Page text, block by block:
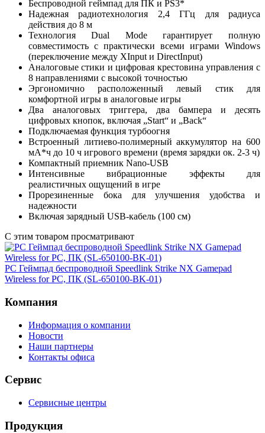
Беспроводной геймпад для ПК и PS3*
Надежная радиотехнология 2,4 ГГц для радиуса
действия до 8 м
Технология Dual Mode гарантирует полную
совместимость с практически всеми играми Windows
(переключение между XInput и DirectInput)
Аналоговые стики и цифровая крестовина управления с
8 направлениями с высокой точностью
Эргономично расположенный левый стик для
комфортной игры в аналоговые игры
Два аналоговых триггера, два бампера и десять
цифровых кнопок, включая „Start“ и „Back“
Подключаемая функция турбоогня
Встроенный литиево-полимерный аккумулятор на 600
мА*ч до 10 ч игрового времени (время зарядки ок. 2-3 ч)
Компактный приемник Nano-USB
Интенсивные вибрационные эффекты для
реалистичных ощущений в игре
Прорезиненные бока для улучшения удобства и
надежности
Включая зарядный USB-кабель (100 см)
С этим товаром просматривают
PC Геймпад беспроводной Speedlink Strike NX Gamepad
Wireless for PC, ПК (SL-650100-BK-01)
Компания
Информация о компании
Новости
Наши партнеры
Контакты офиса
Сервис
Сервисные центры
Продукция